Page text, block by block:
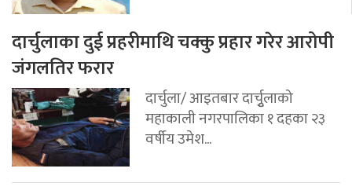
दार्चुलाका दुई प्रहरीमाथि चक्कु प्रहार गरेर आरोपी
जंगलतिर फरार
दार्चुला/ आइतबार दार्चुृलाको
महाकाली नगरपालिका १ दहका २३
वर्षीय उमेश...